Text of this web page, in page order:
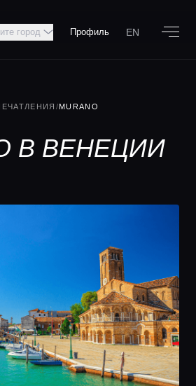
город Профиль EN
/MURANO
В ВЕНЕЦИИ